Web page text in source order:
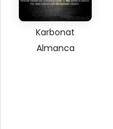
Karbonat
Almanca